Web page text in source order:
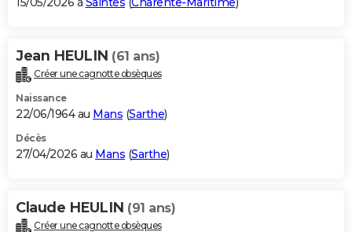
Carte de Noël
Carte Bonne année
Carte Saint-Valentin
Carte Pâques
Carte d'anniversaire
DICTIONNAIRE
Dictionnaire
Biographies
Citations
Expressions
Proverbes
PROGRAMME TV
S'inscrire
Se connecter
Lycées
Collèges
Primaires
Universités
Entreprises
Service militaire
Avis de recherche
AVIS DE DÉCÈS
Bricolage
Lifestyle
Culture
Sport
Auto
Television
Voyage
Cinema
Jean HEULIN (61 ans)
Créer une cagnotte obsèques
Naissance
22/06/1964 au Mans (Sarthe)
Décès
27/04/2026 au Mans (Sarthe)
Claude HEULIN (91 ans)
Créer une cagnotte obsèques